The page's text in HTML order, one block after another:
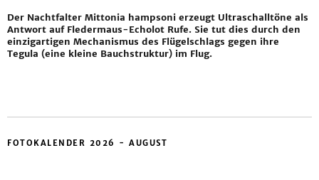
Der Nachtfalter Mittonia hampsoni erzeugt Ultraschalltöne als
Antwort auf Fledermaus-Echolot Rufe. Sie tut dies durch den
einzigartigen Mechanismus des Flügelschlags gegen ihre
Tegula (eine kleine Bauchstruktur) im Flug.
FOTOKALENDER 2026 - AUGUST